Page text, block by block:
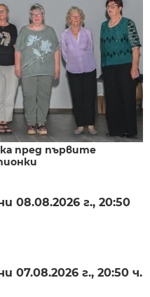
пред първите
08.08.2026 г., 20:50
07.08.2026 г., 20:50 ч.